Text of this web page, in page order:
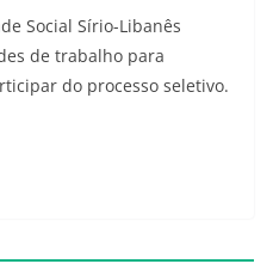
Social Sírio-Libanês
de trabalho para
do processo seletivo.